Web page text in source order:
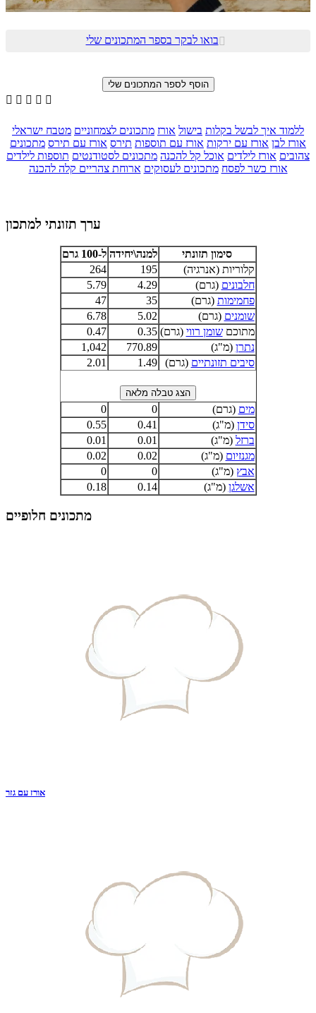
בואו לבקר בספר המתכונים שלי
    
ללמוד איך לבשל בקלות בישול אורז מתכונים לצמחוניים מטבח ישראלי
אורז לבן אורז עם ירקות אורז עם תוספות תירס אורז עם תירס מתכונים
צהובים אורז לילדים אוכל קל להכנה מתכונים לסטודנטים תוספות לילדים
אורז כשר לפסח מתכונים לעסוקים ארוחת צהריים קלה להכנה
ערך תזונתי למתכון
סימון תזונתי למנה\יחידה ל-100 גרם
קלוריות (אנרגיה)
195
264
חלבונים (גרם) 4.29
5.79
פחמימות (גרם) 35
47
שומנים (גרם) 5.02
6.78
מתוכםשומן רווי (גרם) 0.35
0.47
נתרן (מ"ג) 770.89
1,042
סיבים תזונתיים (גרם) 1.49
2.01
מים (גרם) 0
0
סידן (מ"ג) 0.41
0.55
ברזל (מ"ג) 0.01
0.01
מגנזיום (מ"ג) 0.02
0.02
אבץ (מ"ג) 0
0
אשלגן (מ"ג) 0.14
0.18
מתכונים חלופיים
אורז עם גזר